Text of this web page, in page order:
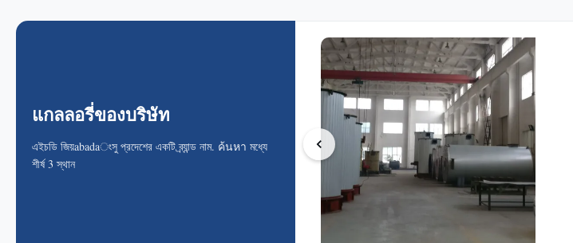
แกลลอรี่ของบริษัท
এইচডি জিয়abadaংসু প্রদেশের একটি ব্র্যান্ড নাম. ค้นหา মধ্যে
শীর্ষ 3 স্থান